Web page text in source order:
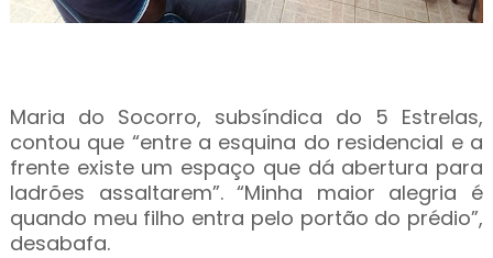
Maria do Socorro, subsíndica do 5 Estrelas,
contou que “entre a esquina do residencial e a
frente existe um espaço que dá abertura para
ladrões assaltarem”. “Minha maior alegria é
quando meu filho entra pelo portão do prédio”,
desabafa.